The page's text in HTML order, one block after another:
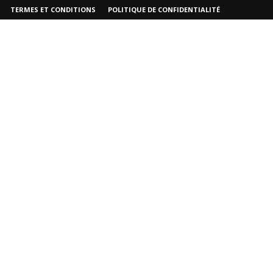
TERMES ET CONDITIONS POLITIQUE DE CONFIDENTIALITÉ